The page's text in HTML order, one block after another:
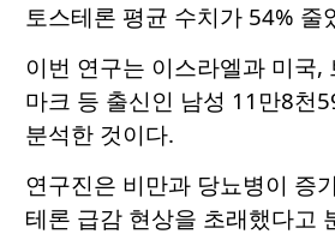
토스테론 평균 수치가 54% 줄
이번 연구는 이스라엘과 미국,
마크 등 출신인 남성 11만8천
분석한 것이다.
연구진은 비만과 당뇨병이 증
테론 급감 현상을 초래했다고